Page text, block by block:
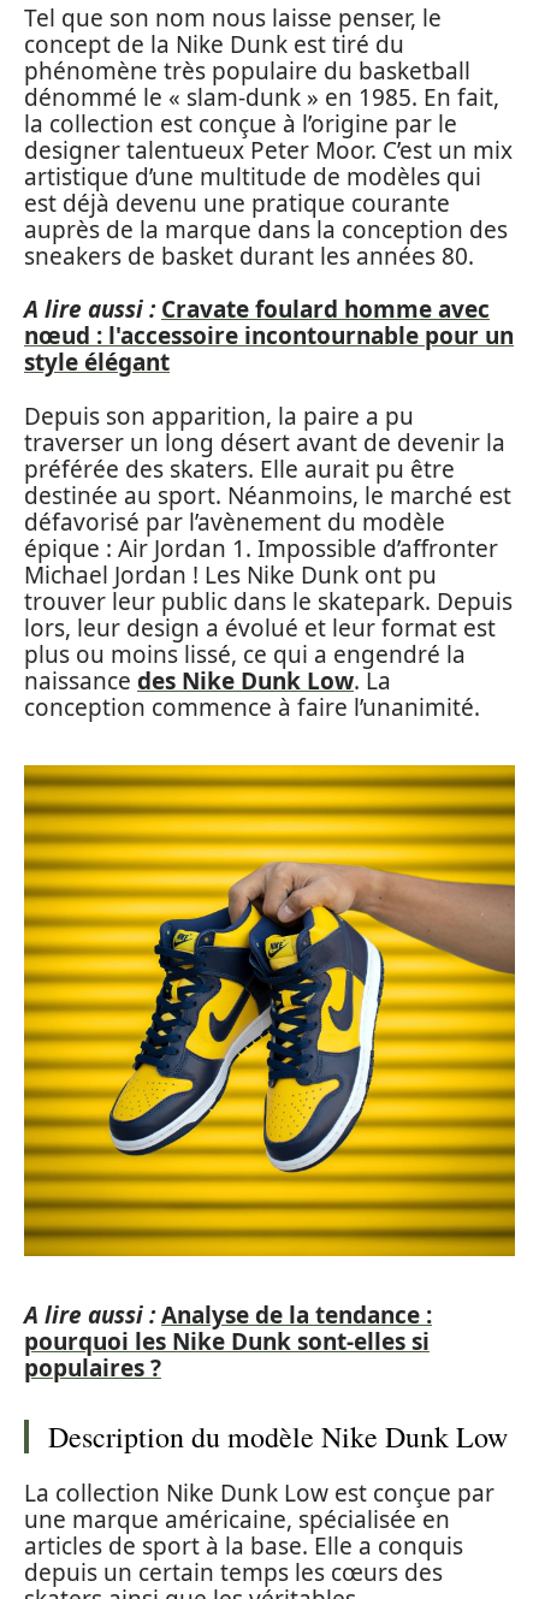
Tel que son nom nous laisse penser, le
concept de la Nike Dunk est tiré du
phénomène très populaire du basketball
dénommé le « slam-dunk » en 1985. En fait,
la collection est conçue à l’origine par le
designer talentueux Peter Moor. C’est un mix
artistique d’une multitude de modèles qui
est déjà devenu une pratique courante
auprès de la marque dans la conception des
sneakers de basket durant les années 80.
A lire aussi : Cravate foulard homme avec
nœud : l'accessoire incontournable pour un
style élégant
Depuis son apparition, la paire a pu
traverser un long désert avant de devenir la
préférée des skaters. Elle aurait pu être
destinée au sport. Néanmoins, le marché est
défavorisé par l’avènement du modèle
épique : Air Jordan 1. Impossible d’affronter
Michael Jordan ! Les Nike Dunk ont pu
trouver leur public dans le skatepark. Depuis
lors, leur design a évolué et leur format est
plus ou moins lissé, ce qui a engendré la
naissance des Nike Dunk Low. La
conception commence à faire l’unanimité.
A lire aussi :Analyse de la tendance :
pourquoi les Nike Dunk sont-elles si
populaires ?
Description du modèle Nike Dunk Low
La collection Nike Dunk Low est conçue par
une marque américaine, spécialisée en
articles de sport à la base. Elle a conquis
depuis un certain temps les cœurs des